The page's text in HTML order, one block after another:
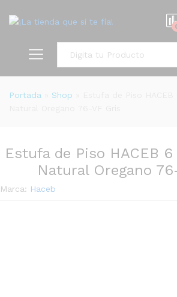
Portada
Shop
Estufa de Piso HACEB
Natural Oregano
Marca: Haceb